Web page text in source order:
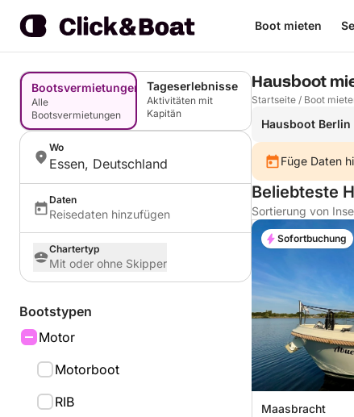
Boot mieten
Bootsvermietungen
Alle
Bootsvermietungen
Tageserlebnisse
Aktivitäten mit
Kapitän
Wo
Essen, Deutschland
Daten
Reisedaten hinzufügen
Chartertyp
Mit oder ohne Skipper
Bootstypen
Motor
Motorboot
RIB
Hausboot
Startseite / Boot
Hausboot Berlin
Füge Daten
Beliebteste
Sortierung von
Maasbracht
Sofortbuchung